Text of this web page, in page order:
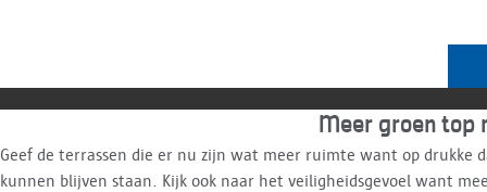
Meer groen top
Geef de terrassen die er nu zijn wat meer ruimte want op drukke
kunnen blijven staan. Kijk ook naar het veiligheidsgevoel want